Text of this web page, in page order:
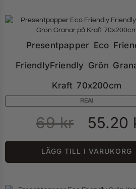
Presentpapper Eco
FriendlyFriendly Grön
Kraft 70x200cm
REA!
69kr 55.20
LÄGG TILL I VARUKORG